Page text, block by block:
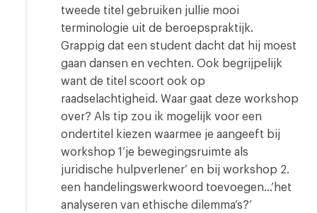
tweede titel gebruiken jullie mooi
terminologie uit de beroepspraktijk.
Grappig dat een student dacht dat hij moest
gaan dansen en vechten. Ook begrijpelijk
want de titel scoort ook op
raadselachtigheid. Waar gaat deze workshop
over? Als tip zou ik mogelijk voor een
ondertitel kiezen waarmee je aangeeft bij
workshop 1’je bewegingsruimte als
juridische hulpverlener’ en bij workshop 2.
een handelingswerkwoord toevoegen…’het
analyseren van ethische dilemma’s?’